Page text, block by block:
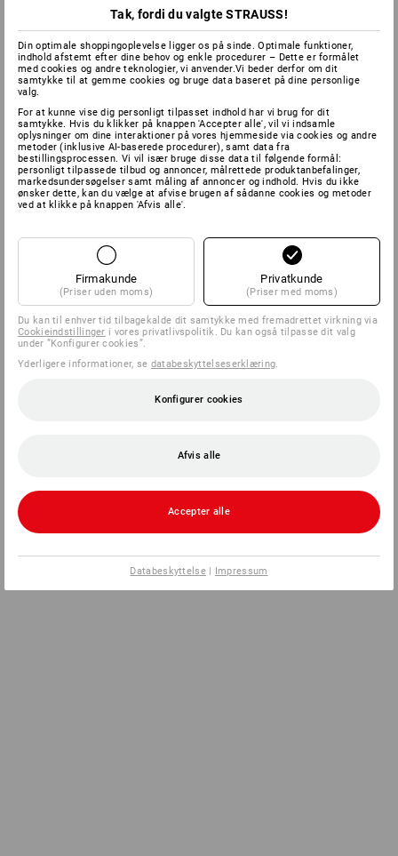
Tak, fordi du valgte STRAUSS!
Din optimale shoppingoplevelse ligger os på sinde. Optimale funktioner,
indhold afstemt efter dine behov og enkle procedurer – Dette er formålet
med cookies og andre teknologier, vi anvender.Vi beder derfor om dit
samtykke til at gemme cookies og bruge data baseret på dine personlige
valg.
For at kunne vise dig personligt tilpasset indhold har vi brug for dit
samtykke. Hvis du klikker på knappen 'Accepter alle', vil vi indsamle
oplysninger om dine interaktioner på vores hjemmeside via cookies og andre
metoder (inklusive AI-baserede procedurer), samt data fra
bestillingsprocessen. Vi vil især bruge disse data til følgende formål:
personligt tilpassede tilbud og annoncer, målrettede produktanbefalinger,
markedsundersøgelser samt måling af annoncer og indhold. Hvis du ikke
ønsker dette, kan du vælge at afvise brugen af sådanne cookies og metoder
ved at klikke på knappen 'Afvis alle'.
Firmakunde
(Priser uden moms)
Privatkunde
(Priser med moms)
Du kan til enhver tid tilbagekalde dit samtykke med fremadrettet virkning via
Cookieindstillinger i vores privatlivspolitik. Du kan også tilpasse dit valg
under ”Konfigurer cookies”.
Yderligere informationer, se databeskyttelseserklæring
Konfigurer cookies
Afvis alle
Accepter alle
Databeskyttelse| Impressum